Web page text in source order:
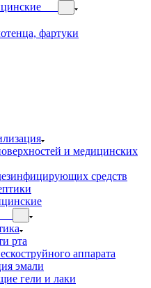
фартуки
и медицинских
средств
рта
аппарата
эмали
гели и лаки